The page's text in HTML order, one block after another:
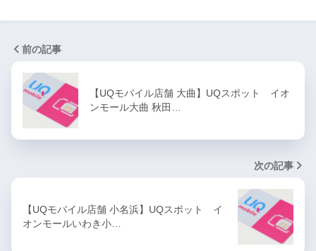
前の記事
【UQモバイル店舗 大曲】UQスポット イオ
ンモール大曲 秋田…
次の記事
【UQモバイル店舗 小名浜】UQスポット イ
オンモールいわき小…